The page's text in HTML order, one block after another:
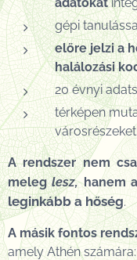
gépi
előre jelzi a
halálozási
20 évnyi
térképen
A rendszer nem
meleglesz,hanem
leginkább a hőség.
A másik fontos
amely Athén számára: